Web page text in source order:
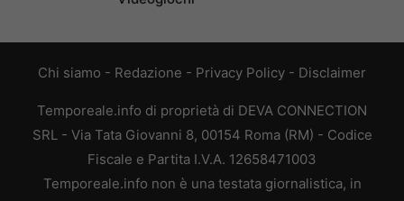
Chi siamo - Redazione - Privacy Policy - Disclaimer
Temporeale.info di proprietà di DEVA CONNECTION
SRL - Via Tata Giovanni 8, 00154 Roma (RM) - Codice
Fiscale e Partita I.V.A. 12658471003
Temporeale.info non è una testata giornalistica, in